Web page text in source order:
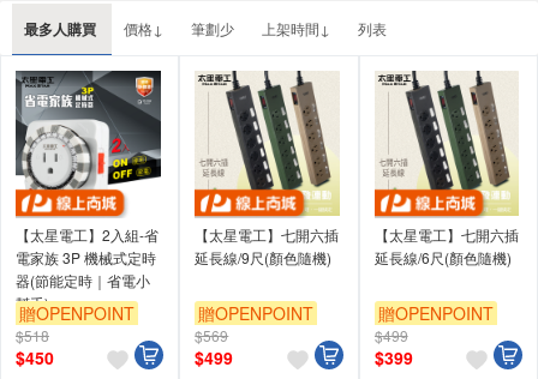
最多人購買 價格↓ 筆劃少 上架時間↓ 列表
【太星電工】2入組-省
電家族 3P 機械式定時
器(節能定時｜省電小
幫手)
贈OPENPOINT
$518
$450
【太星電工】七開六插
延長線/9尺(顏色隨機)
贈OPENPOINT
$569
$499
【太星電工】七開六插
延長線/6尺(顏色隨機)
贈OPENPOINT
$499
$399